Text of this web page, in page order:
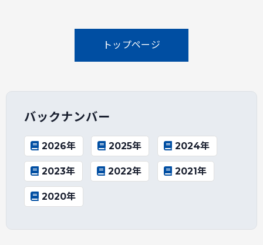
トップページ
バックナンバー
2026年 2025年 2024年
2023年 2022年 2021年
2020年